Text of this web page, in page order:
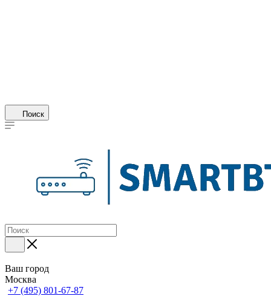
Поиск
Ваш город
Москва
+7 (495) 801-67-87